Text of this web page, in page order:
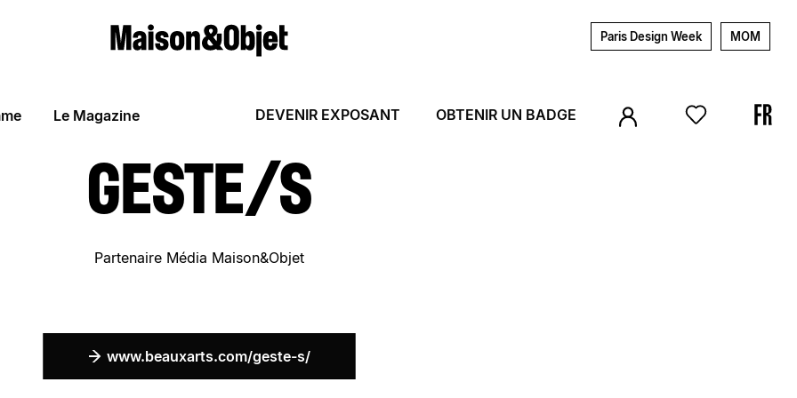
Paris Design Week MOM
Le Magazine DEVENIR EXPOSANT OBTENIR UN BADGE
GESTE/S
Partenaire Média Maison&Objet
www.beauxarts.com/geste-s/